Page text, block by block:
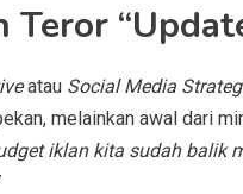
Teror
atau Social Media
melainkan awal dari
iklan kita sudah balik